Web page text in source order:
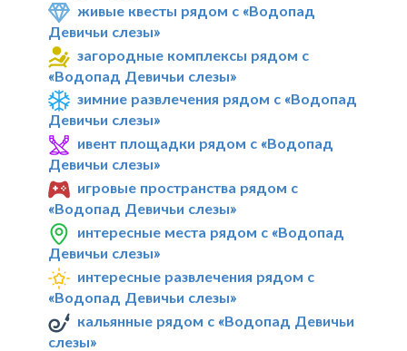
живые квесты рядом с «Водопад
Девичьи слезы»
загородные комплексы рядом с
«Водопад Девичьи слезы»
зимние развлечения рядом с «Водопад
Девичьи слезы»
ивент площадки рядом с «Водопад
Девичьи слезы»
игровые пространства рядом с
«Водопад Девичьи слезы»
интересные места рядом с «Водопад
Девичьи слезы»
интересные развлечения рядом с
«Водопад Девичьи слезы»
кальянные рядом с «Водопад Девичьи
слезы»